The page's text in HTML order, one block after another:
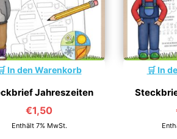
In den Warenkorb
Jahreszeiten
€1,50
Enthält 7% MwSt.
In